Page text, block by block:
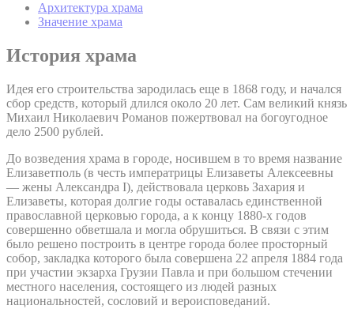
Архитектура храма
Значение храма
История храма
Идея его строительства зародилась еще в 1868 году, и начался
сбор средств, который длился около 20 лет. Сам великий князь
Михаил Николаевич Романов пожертвовал на богоугодное
дело 2500 рублей.
До возведения храма в городе, носившем в то время название
Елизаветполь (в честь императрицы Елизаветы Алексеевны
— жены Александра I), действовала церковь Захария и
Елизаветы, которая долгие годы оставалась единственной
православной церковью города, а к концу 1880-х годов
совершенно обветшала и могла обрушиться. В связи с этим
было решено построить в центре города более просторный
собор, закладка которого была совершена 22 апреля 1884 года
при участии экзарха Грузии Павла и при большом стечении
местного населения, состоящего из людей разных
национальностей, сословий и вероисповеданий.